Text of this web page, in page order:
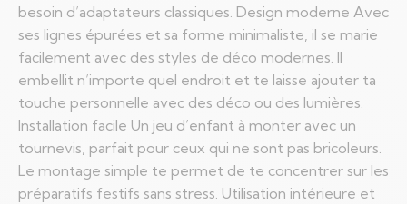
besoin d’adaptateurs classiques. Design moderne Avec
ses lignes épurées et sa forme minimaliste, il se marie
facilement avec des styles de déco modernes. Il
embellit n’importe quel endroit et te laisse ajouter ta
touche personnelle avec des déco ou des lumières.
Installation facile Un jeu d’enfant à monter avec un
tournevis, parfait pour ceux qui ne sont pas bricoleurs.
Le montage simple te permet de te concentrer sur les
préparatifs festifs sans stress. Utilisation intérieure et